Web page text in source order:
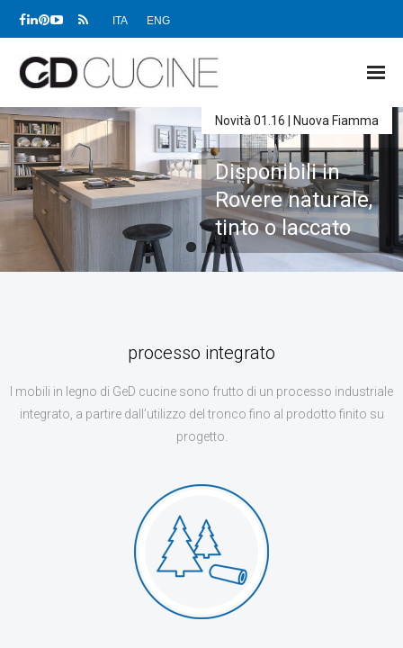
ITA ENG
NEWS
PRODOTTI
PROGETTI
SHOWROOM
Novità 01.16 | Nuova Fiamma
Disponibili in
Rovere naturale,
tinto o laccato
processo integrato
I mobili in legno di GeD cucine sono frutto di un processo industriale
integrato, a partire dall’utilizzo del tronco fino al prodotto finito su
progetto.